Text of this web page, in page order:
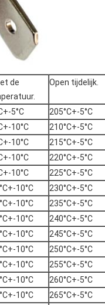
de
Open tijdelijk.
5°C 205°C+-5°C
10°C 210°C+-5°C
10°C 215°C+-5°C
10°C 220°C+-5°C
10°C 225°C+-5°C
10°C 230°C+-5°C
10°C 235°C+-5°C
10°C 240°C+-5°C
10°C 245°C+-5°C
10°C 250°C+-5°C
10°C 255°C+-5°C
10°C 260°C+-5°C
10°C 265°C+-5°C